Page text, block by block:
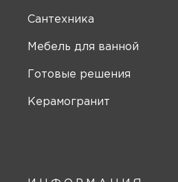
Сантехника
Мебель для ванной
Готовые решения
Керамогранит